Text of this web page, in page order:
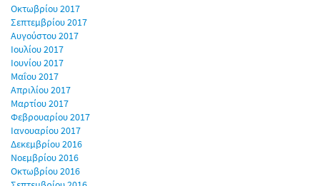
Οκτωβρίου 2017
Σεπτεμβρίου 2017
Αυγούστου 2017
Ιουλίου 2017
Ιουνίου 2017
Μαΐου 2017
Απριλίου 2017
Μαρτίου 2017
Φεβρουαρίου 2017
Ιανουαρίου 2017
Δεκεμβρίου 2016
Νοεμβρίου 2016
Οκτωβρίου 2016